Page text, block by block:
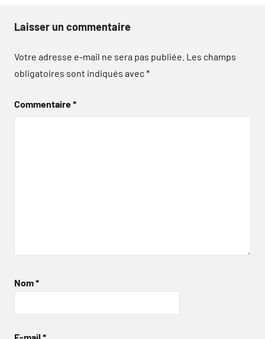
Laisser un commentaire
Votre adresse e-mail ne sera pas publiée. Les champs
obligatoires sont indiqués avec*
Commentaire*
Nom*
E-mail *